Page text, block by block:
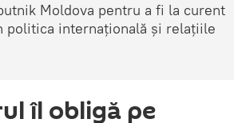
Moldova pentru a fi la curent
politica internațională și relațiile
îl obligă pe